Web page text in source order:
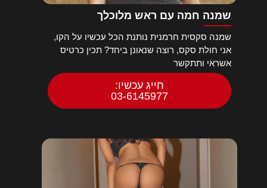
שמנה חמה עם ראש מלוכלך
שמנה סקסית חרמנית נותנת הכל עכשיו על הקו,
אני חולת סקס, רוצה שנאונן ביחד? תכין כרטיס
אשראי ותתקשר
חייג עכשיו:
03-6145977